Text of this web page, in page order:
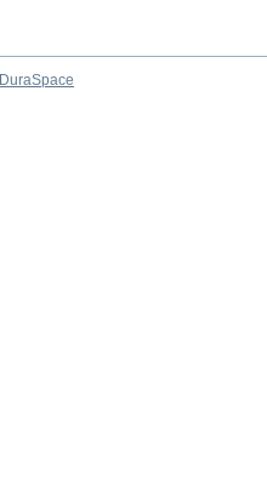
DuraSpace